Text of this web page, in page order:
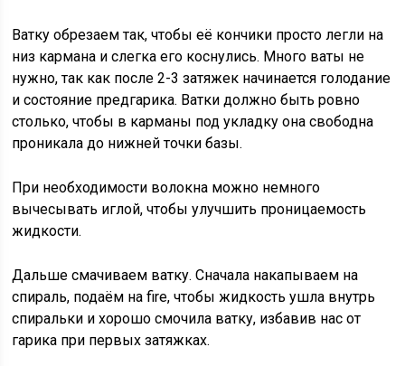
Ватку обрезаем так, чтобы её кончики просто легли на
низ кармана и слегка его коснулись. Много ваты не
нужно, так как после 2-3 затяжек начинается голодание
и состояние предгарика. Ватки должно быть ровно
столько, чтобы в карманы под укладку она свободна
проникала до нижней точки базы.
При необходимости волокна можно немного
вычесывать иглой, чтобы улучшить проницаемость
жидкости.
Дальше смачиваем ватку. Сначала накапываем на
спираль, подаём на fire, чтобы жидкость ушла внутрь
спиральки и хорошо смочила ватку, избавив нас от
гарика при первых затяжках.